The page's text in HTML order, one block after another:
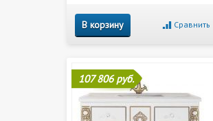
В корзину Сравнить
107 806 руб.